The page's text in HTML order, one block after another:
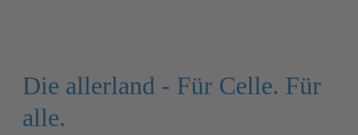
Die allerland - Für Celle. Für
alle.